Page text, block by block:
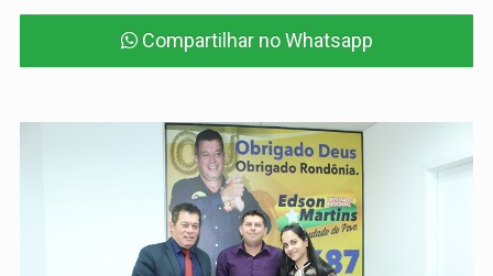
Compartilhar no Whatsapp